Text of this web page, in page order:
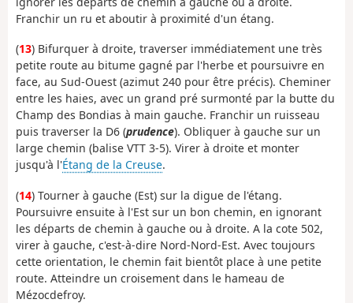
Franchir un ru et aboutir à proximité d'un étang.
(13) Bifurquer à droite, traverser immédiatement une très
petite route au bitume gagné par l'herbe et poursuivre en
face, au Sud-Ouest (azimut 240 pour être précis). Cheminer
entre les haies, avec un grand pré surmonté par la butte du
Champ des Bondias à main gauche. Franchir un ruisseau
puis traverser la D6 (prudence). Obliquer à gauche sur un
large chemin (balise VTT 3-5). Virer à droite et monter
jusqu'à l'Étang de la Creuse.
(14) Tourner à gauche (Est) sur la digue de l'étang.
Poursuivre ensuite à l'Est sur un bon chemin, en ignorant
les départs de chemin à gauche ou à droite. A la cote 502,
virer à gauche, c'est-à-dire Nord-Nord-Est. Avec toujours
cette orientation, le chemin fait bientôt place à une petite
route. Atteindre un croisement dans le hameau de
Mézocdefroy.